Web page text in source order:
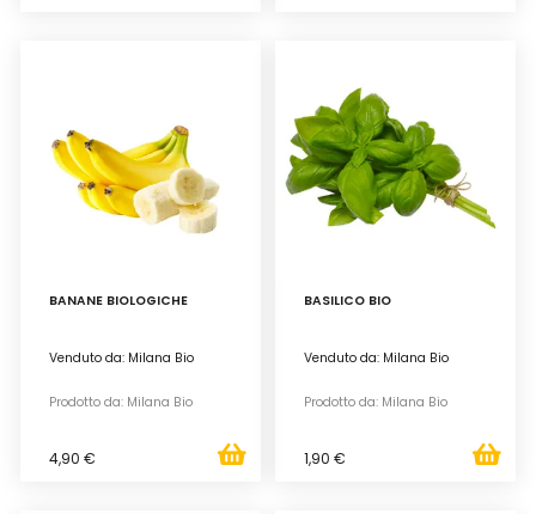
BANANE BIOLOGICHE
Venduto da: Milana Bio
Prodotto da: Milana Bio
4,90 €
BASILICO BIO
Venduto da: Milana Bio
Prodotto da: Milana Bio
1,90 €